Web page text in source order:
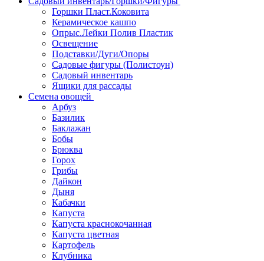
Горшки Пласт.Коковита
Керамическое кашпо
Опрыс.Лейки Полив Пластик
Освещение
Подставки/Дуги/Опоры
Садовые фигуры (Полистоун)
Садовый инвентарь
Ящики для рассады
Семена овощей
Арбуз
Базилик
Баклажан
Бобы
Брюква
Горох
Грибы
Дайкон
Дыня
Кабачки
Капуста
Капуста краснокочанная
Капуста цветная
Картофель
Клубника